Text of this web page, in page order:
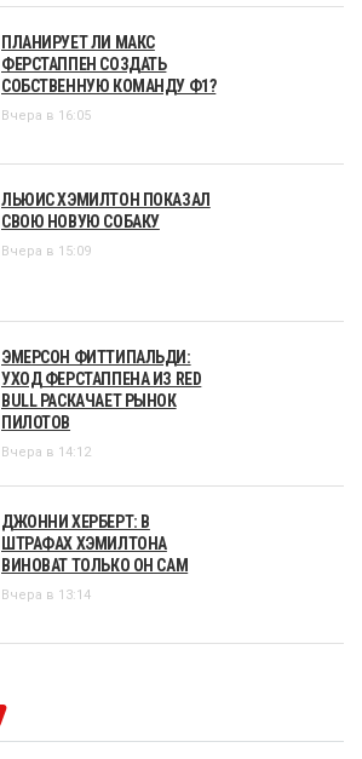
ПЛАНИРУЕТ ЛИ МАКС
ФЕРСТАППЕН СОЗДАТЬ
СОБСТВЕННУЮ КОМАНДУ Ф1?
Вчера в 16:05
ЛЬЮИС ХЭМИЛТОН ПОКАЗАЛ
СВОЮ НОВУЮ СОБАКУ
Вчера в 15:09
ЭМЕРСОН ФИТТИПАЛЬДИ:
УХОД ФЕРСТАППЕНА ИЗ RED
BULL РАСКАЧАЕТ РЫНОК
ПИЛОТОВ
Вчера в 14:12
ДЖОННИ ХЕРБЕРТ: В
ШТРАФАХ ХЭМИЛТОНА
ВИНОВАТ ТОЛЬКО ОН САМ
Вчера в 13:14